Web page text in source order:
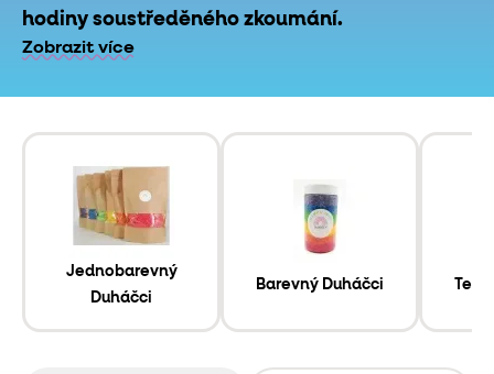
hodiny soustředěného zkoumání.
Zobrazit více
Jednobarevný
Duháčci
Barevný Duháčci